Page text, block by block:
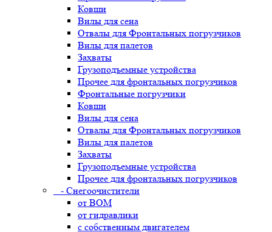
Ковши
Вилы для сена
Отвалы для Фронтальных погрузчиков
Вилы для палетов
Захваты
Грузоподъемные устройства
Прочее для фронтальных погрузчиков
Фронтальные погрузчики
Ковши
Вилы для сена
Отвалы для Фронтальных погрузчиков
Вилы для палетов
Захваты
Грузоподъемные устройства
Прочее для фронтальных погрузчиков
- Снегоочистители
от ВОМ
от гидравлики
с собственным двигателем